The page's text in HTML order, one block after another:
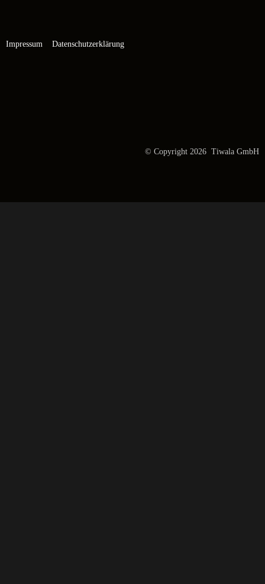
Impressum Datenschutzerklärung
© Copyright 2026 Tiwala GmbH